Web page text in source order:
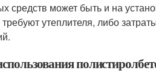
средств может быть и на
утеплителя, либо